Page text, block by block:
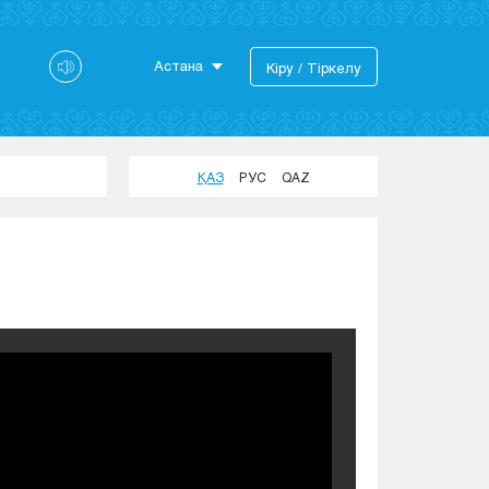
Астана
Актобе
Костанай
Кіру / Тіркелу
ҚАЗ РУС QAZ